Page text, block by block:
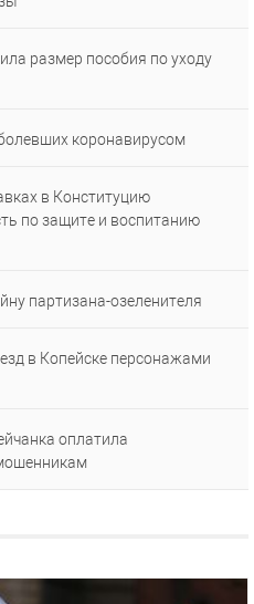
размер пособия по уходу
коронавирусом
в Конституцию
по защите и воспитанию
партизана-озеленителя
в Копейске персонажами
оплатила